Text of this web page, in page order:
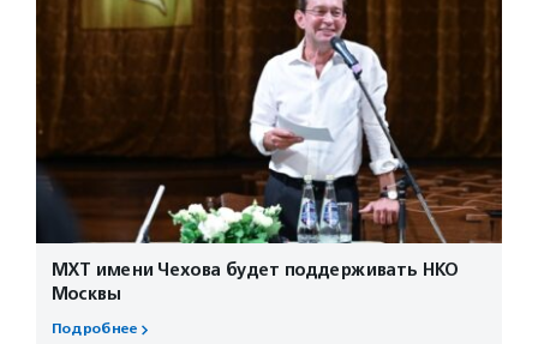
МХТ имени Чехова будет поддерживать НКО
Москвы
Подробнее